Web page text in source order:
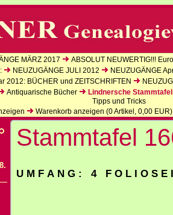
MÄRZ 2017
ABSOLUT NEUWERTIG!!!
NEUZUGÄNGE JULI 2012
NEUZUGÄNGE
2012: BÜCHER und ZEITSCHRIFTEN
Antiquarische Bücher
Lindnersche
Tipps und Tricks
Warenkorb anzeigen (0Artikel, 0,00 EUR)
Stammtafel
U M F A N G : 4 F O L I O S E